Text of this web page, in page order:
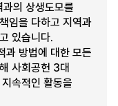
의 상생도모를
임을 다하고 지역과
있습니다.
과 방법에 대한 모든
사회공헌 3대
지속적인 활동을